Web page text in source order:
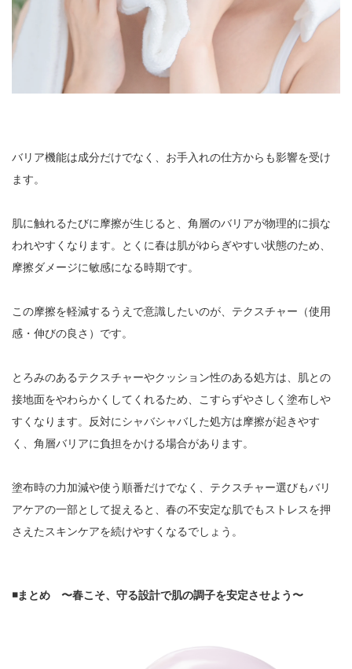
バリア機能は成分だけでなく、お手入れの仕方からも影響を受け
ます。
肌に触れるたびに摩擦が生じると、角層のバリアが物理的に損な
われやすくなります。とくに春は肌がゆらぎやすい状態のため、
摩擦ダメージに敏感になる時期です。
この摩擦を軽減するうえで意識したいのが、テクスチャー（使用
感・伸びの良さ）です。
とろみのあるテクスチャーやクッション性のある処方は、肌との
接地面をやわらかくしてくれるため、こすらずやさしく塗布しや
すくなります。反対にシャバシャバした処方は摩擦が起きやす
く、角層バリアに負担をかける場合があります。
塗布時の力加減や使う順番だけでなく、テクスチャー選びもバリ
アケアの一部として捉えると、春の不安定な肌でもストレスを押
さえたスキンケアを続けやすくなるでしょう。
◾️まとめ 〜春こそ、守る設計で肌の調子を安定させよう〜